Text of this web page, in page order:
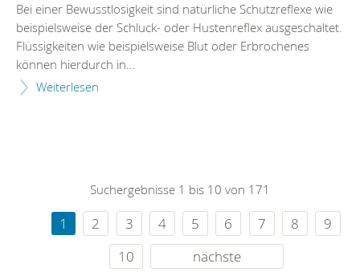
Bei einer Bewusstlosigkeit sind natürliche Schutzreflexe wie
beispielsweise der Schluck- oder Hustenreflex ausgeschaltet.
Flüssigkeiten wie beispielsweise Blut oder Erbrochenes
können hierdurch in...
Weiterlesen
Suchergebnisse 1 bis 10 von 171
1 2 3 4 5 6 7 8
9
10
nächste